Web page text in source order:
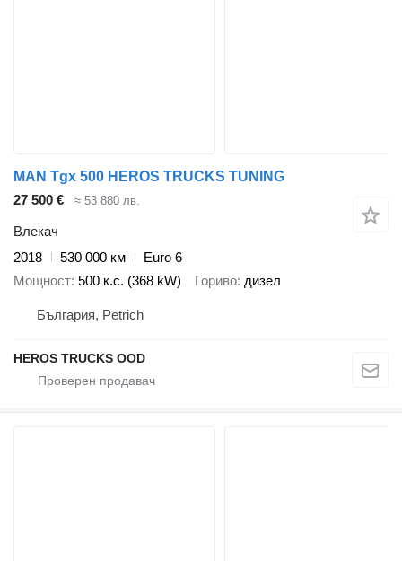
MAN Tgx 500 HEROS TRUCKS TUNING
27 500 €
≈ 53 880 лв.
Влекач
2018
530 000 км
Euro 6
Мощност 500 к.с. (368 kW) Гориво дизел
България, Petrich
HEROS TRUCKS OOD